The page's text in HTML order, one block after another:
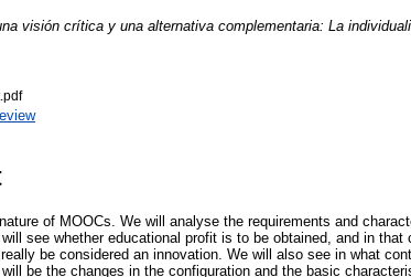
visión crítica y una alternativa complementaria: La
of MOOCs. We will analyse the requirements and
see whether educational profit is to be obtained, and in that
be considered an innovation. We will also see in what
be the changes in the configuration and the basic